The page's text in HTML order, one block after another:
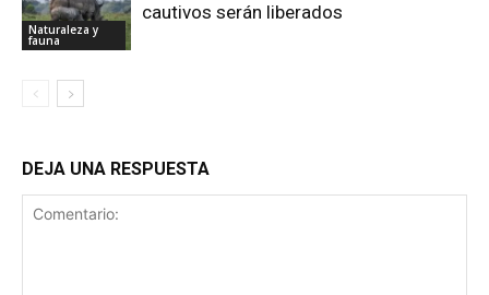
Naturaleza y
fauna
cautivos serán liberados
DEJA UNA RESPUESTA